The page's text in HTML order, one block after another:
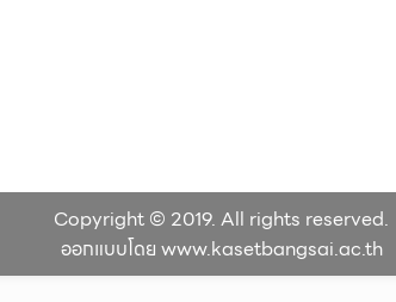
Copyright © 2019. All rights reserved.
ออกแบบโดย www.kasetbangsai.ac.th